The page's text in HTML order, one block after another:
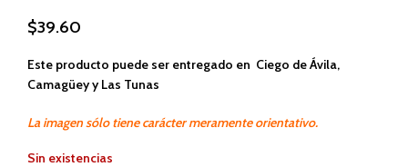
$39.60
Este producto puede ser entregado en Ciego de Ávila,
Camagüey y Las Tunas
La imagen sólo tiene carácter meramente orientativo.
Sin existencias